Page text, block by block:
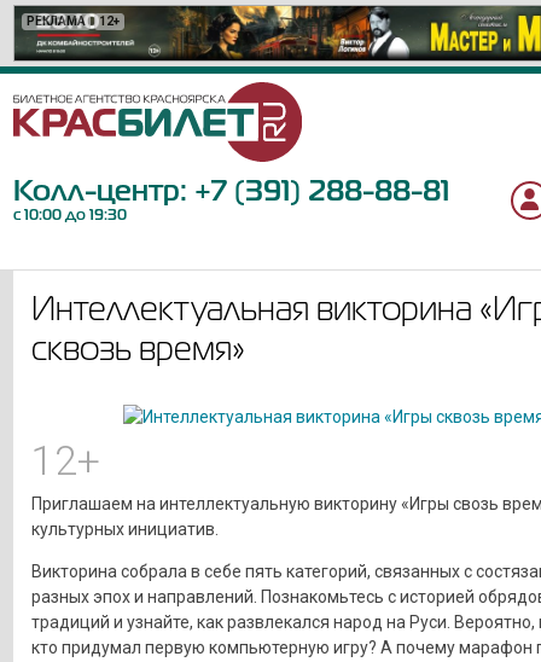
РЕКЛАМА 12+
РЕКЛАМА 12+
РЕКЛАМА 6+
РЕКЛАМА 12+
РЕКЛАМА 16+
РЕКЛАМА 12+
РЕКЛАМА 12+
РЕКЛАМА 16+
РЕКЛАМА 18+
РЕКЛАМА 18+
РЕКЛАМА 12+
РЕКЛАМА 0+
РЕКЛАМА 6+
РЕКЛАМА 6+
РЕКЛАМА 12+
РЕКЛАМА 6+
РЕКЛАМА 6+
РЕКЛАМА 12+
РЕКЛАМА 12+
РЕКЛАМА 6+
Колл-центр: +7 (391) 288-88-81
с 10:00 до 19:30
Интеллектуальная викторина
сквозь время»
12+
Приглашаем на интеллектуальную викторину «Игры свозь
культурных инициатив.
Викторина собрала в себе пять категорий, связанных с
разных эпох и направлений. Познакомьтесь с историей
традиций и узнайте, как развлекался народ на Руси. Вероятно,
кто придумал первую компьютерную игру? А почему марафон